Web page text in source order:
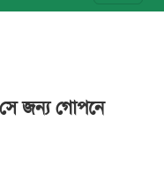
সে জন্য গোপনে